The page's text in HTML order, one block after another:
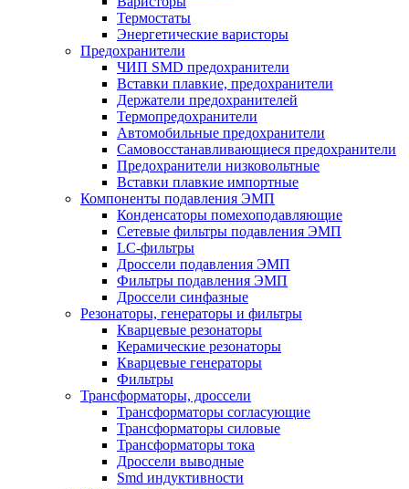
Термостаты
Энергетические варисторы
Предохранители
ЧИП SMD предохранители
Вставки плавкие, предохранители
Держатели предохранителей
Термопредохранители
Автомобильные предохранители
Самовосстанавливающиеся предохранители
Предохранители низковольтные
Вставки плавкие импортные
Компоненты подавления ЭМП
Конденсаторы помехоподавляющие
Сетевые фильтры подавления ЭМП
LC-фильтры
Дроссели подавления ЭМП
Фильтры подавления ЭМП
Дроссели синфазные
Резонаторы, генераторы и фильтры
Кварцевые резонаторы
Керамические резонаторы
Кварцевые генераторы
Фильтры
Трансформаторы, дроссели
Трансформаторы согласующие
Трансформаторы силовые
Трансформаторы тока
Дроссели выводные
Smd индуктивности